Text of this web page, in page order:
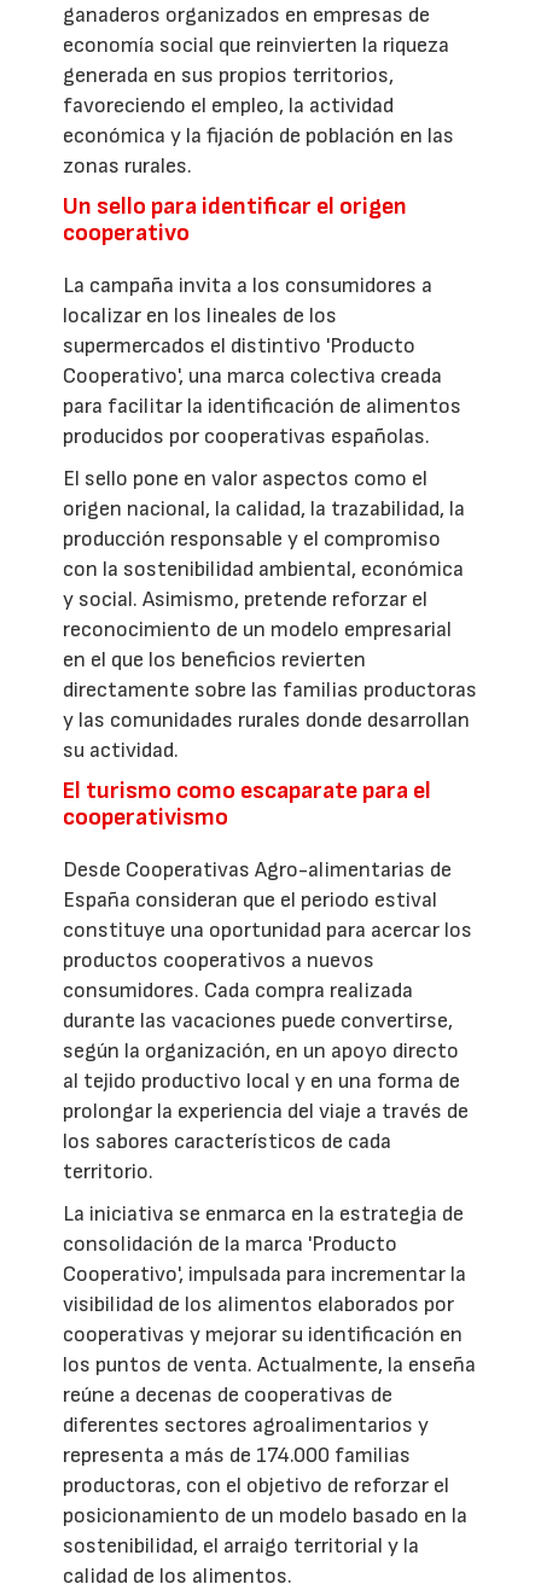
ganaderos organizados en empresas de
economía social que reinvierten la riqueza
generada en sus propios territorios,
favoreciendo el empleo, la actividad
económica y la fijación de población en las
zonas rurales.
Un sello para identificar el origen
cooperativo
La campaña invita a los consumidores a
localizar en los lineales de los
supermercados el distintivo 'Producto
Cooperativo', una marca colectiva creada
para facilitar la identificación de alimentos
producidos por cooperativas españolas.
El sello pone en valor aspectos como el
origen nacional, la calidad, la trazabilidad, la
producción responsable y el compromiso
con la sostenibilidad ambiental, económica
y social. Asimismo, pretende reforzar el
reconocimiento de un modelo empresarial
en el que los beneficios revierten
directamente sobre las familias productoras
y las comunidades rurales donde desarrollan
su actividad.
El turismo como escaparate para el
cooperativismo
Desde Cooperativas Agro-alimentarias de
España consideran que el periodo estival
constituye una oportunidad para acercar los
productos cooperativos a nuevos
consumidores. Cada compra realizada
durante las vacaciones puede convertirse,
según la organización, en un apoyo directo
al tejido productivo local y en una forma de
prolongar la experiencia del viaje a través de
los sabores característicos de cada
territorio.
La iniciativa se enmarca en la estrategia de
consolidación de la marca 'Producto
Cooperativo', impulsada para incrementar la
visibilidad de los alimentos elaborados por
cooperativas y mejorar su identificación en
los puntos de venta. Actualmente, la enseña
reúne a decenas de cooperativas de
diferentes sectores agroalimentarios y
representa a más de 174.000 familias
productoras, con el objetivo de reforzar el
posicionamiento de un modelo basado en la
sostenibilidad, el arraigo territorial y la
calidad de los alimentos.